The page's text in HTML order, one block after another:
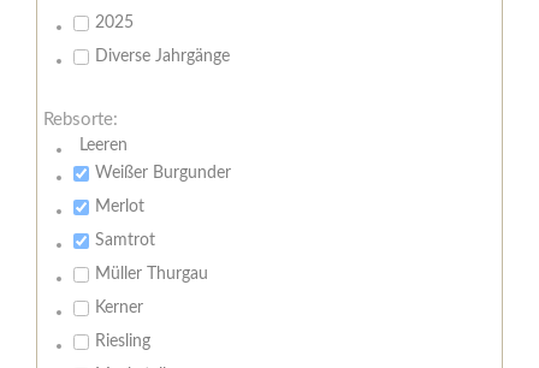
2025
Diverse Jahrgänge
Rebsorte:
Leeren
Weißer Burgunder
Merlot
Samtrot
Müller Thurgau
Kerner
Riesling